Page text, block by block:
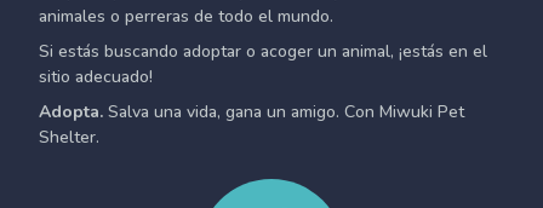
animales o perreras de todo el mundo.
Si estás buscando adoptar o acoger un animal, ¡estás en el
sitio adecuado!
Adopta. Salva una vida, gana un amigo. Con Miwuki Pet
Shelter.